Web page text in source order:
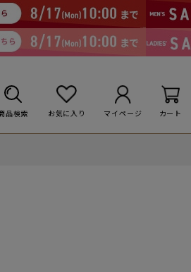
品検索 お気に入り マイページ カート